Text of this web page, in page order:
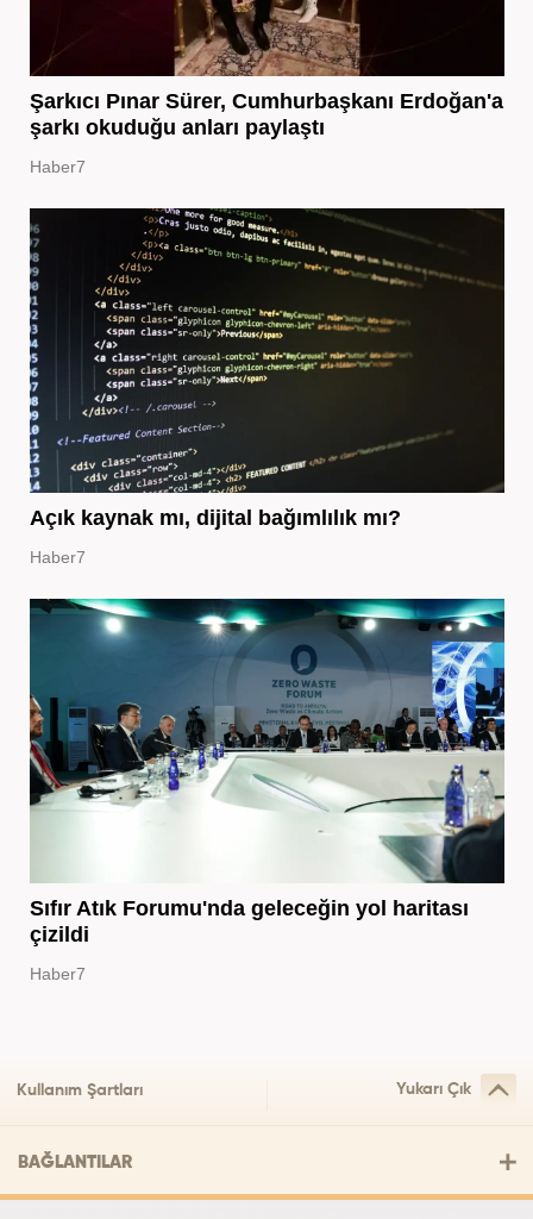
Şarkıcı Pınar Sürer, Cumhurbaşkanı Erdoğan'a
şarkı okuduğu anları paylaştı
Haber7
Açık kaynak mı, dijital bağımlılık mı?
Haber7
Sıfır Atık Forumu'nda geleceğin yol haritası
çizildi
Haber7
Kullanım Şartları Yukarı Çık
BAĞLANTILAR